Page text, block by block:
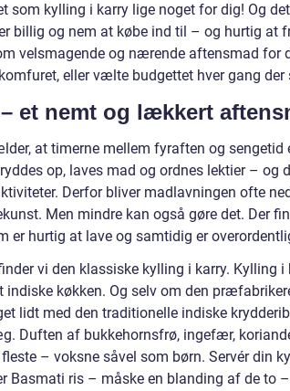
som kylling i karry lige noget for dig! Og
billig og nem at købe ind til – og hurtig at
velsmagende og nærende aftensmad for
eller vælte budgettet hver gang
et nemt og lækkert
at timerne mellem fyraften og sengetid
op, laves mad og ordnes lektier – og
Derfor bliver madlavningen ofte
Men mindre kan også gøre det. Der
er hurtig at lave og samtidig er
vi den klassiske kylling i karry. Kylling i
køkken. Og selv om den
lidt med den traditionelle indiske
Duften af bukkehornsfrø, ingefær,
– voksne såvel som børn. Servér din
Basmati ris – måske en blanding af de to